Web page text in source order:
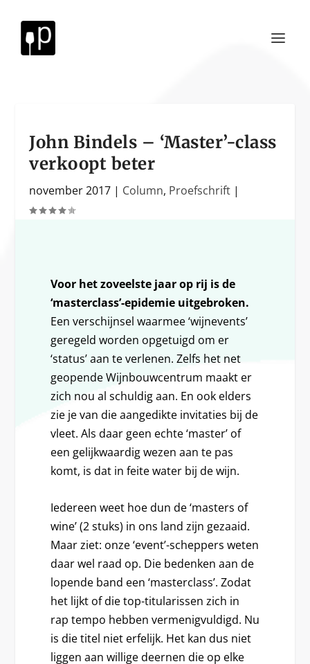
John Bindels – ‘Master’-class
verkoopt beter
november 2017 | Column, Proefschrift |
Voor het zoveelste jaar op rij is de
‘masterclass’-epidemie uitgebroken.
Een verschijnsel waarmee ‘wijnevents’
geregeld worden opgetuigd om er
‘status’ aan te verlenen. Zelfs het net
geopende Wijnbouwcentrum maakt er
zich nou al schuldig aan. En ook elders
zie je van die aangedikte invitaties bij de
vleet. Als daar geen echte ‘master’ of
een gelijkwaardig wezen aan te pas
komt, is dat in feite water bij de wijn.
Iedereen weet hoe dun de ‘masters of
wine’ (2 stuks) in ons land zijn gezaaid.
Maar ziet: onze ‘event’-scheppers weten
daar wel raad op. Die bedenken aan de
lopende band een ‘masterclass’. Zodat
het lijkt of die top-titularissen zich in
rap tempo hebben vermenigvuldigd. Nu
is die titel niet erfelijk. Het kan dus niet
liggen aan willige deernen die op elke